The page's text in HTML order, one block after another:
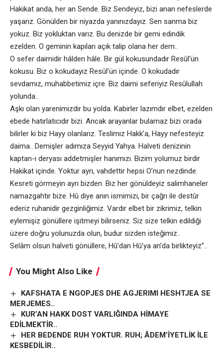
Hakikat anda, her an Sende. Biz Sendeyiz, bizi anan nefeslerde
yaşarız. Gönülden bir niyazda yanınızdayız. Sen sanma biz
yokuz. Biz yokluktan varız. Bu denizde bir gemi edindik
ezelden. O geminin kapıları açık talip olana her dem..
O sefer daimidir hâlden hâle. Bir gül kokusundadır Resûl’ün
kokusu. Biz o kokudayız Resûl’ün içinde. O kokudadır
sevdamız, muhabbetimiz içre. Biz daimi seferiyiz Resûlullah
yolunda..
Aşkı olan yarenimizdir bu yolda. Kabirler lazımdır elbet, ezelden
ebede hatırlatıcıdır bizi. Ancak arayanlar bulamaz bizi orada
bilirler ki biz Hayy olanlarız. Teslimiz Hakk’a, Hayy nefesteyiz
daima.. Demişler adımıza Seyyid Yahya. Halveti denizinin
kaptan-ı deryası addetmişler hanımızı. Bizim yolumuz birdir
Hakikat içinde. Yoktur ayrı, vahdettir hepsi O’nun nezdinde.
Kesreti görmeyin ayrı bizden. Biz her gönüldeyiz salimhaneler
namazgahtır bize. Hû diye anın ismimizi, bir çağrı ile destûr
ederiz ruhanidir gezginliğimiz. Vardır elbet bir zikrimiz, telkin
eylemişiz gönüllere işitmeyi bilirseniz. Siz size telkin edildiği
üzere doğru yolunuzda olun, budur sizden isteğimiz..
Selâm olsun halveti gönüllere, Hû’dan Hû’ya an’da birlikteyiz”..
You Might Also Like
KAFSHATA E NGOPJES DHE AGJERIMI HESHTJEA SE
MERJEMES..
KUR’AN HAKK DOST VARLIĞINDA HİMAYE
EDİLMEKTİR..
HER BEDENDE RUH YOKTUR. RUH; ÂDEM’İYETLİK İLE
KESBEDİLİR..